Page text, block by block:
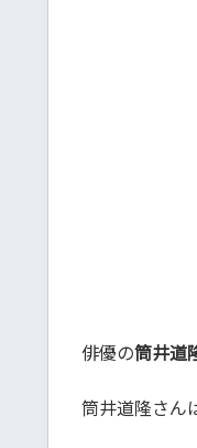
俳優の筒井道
筒井道隆さん